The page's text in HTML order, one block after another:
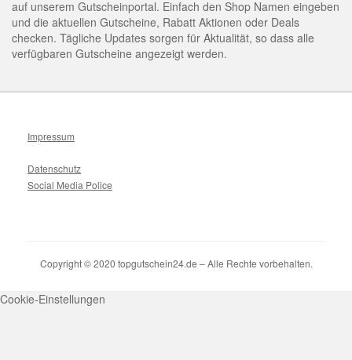
auf unserem Gutscheinportal. Einfach den Shop Namen eingeben
und die aktuellen Gutscheine, Rabatt Aktionen oder Deals
checken. Tägliche Updates sorgen für Aktualität, so dass alle
verfügbaren Gutscheine angezeigt werden.
Impressum
Datenschutz
Social Media Police
Copyright © 2020 topgutschein24.de – Alle Rechte vorbehalten.
Cookie-Einstellungen